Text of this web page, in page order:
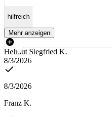
hilfreich
Mehr anzeigen
Helmut Siegfried K.
8/3/2026
8/3/2026
Franz K.